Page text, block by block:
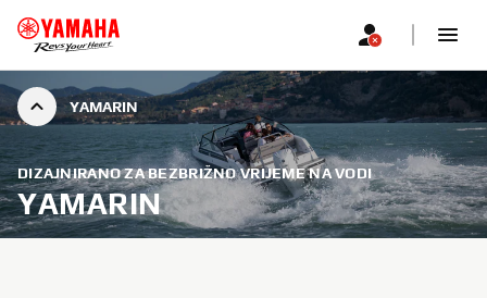
YAMARIN
DIZAJNIRANO ZA BEZBRIŽNO VRIJEME NA VODI
YAMARIN